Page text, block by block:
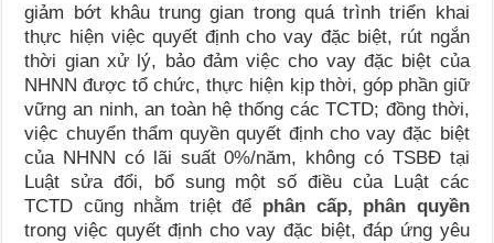
giảm bớt khâu trung gian trong quá trình triển khai
thực hiện việc quyết định cho vay đặc biệt, rút ngắn
thời gian xử lý, bảo đảm việc cho vay đặc biệt của
NHNN được tổ chức, thực hiện kịp thời, góp phần giữ
vững an ninh, an toàn hệ thống các TCTD; đồng thời,
việc chuyển thẩm quyền quyết định cho vay đặc biệt
của NHNN có lãi suất 0%/năm, không có TSBĐ tại
Luật sửa đổi, bổ sung một số điều của Luật các
TCTD cũng nhằm triệt để phân cấp, phân quyền
trong việc quyết định cho vay đặc biệt, đáp ứng yêu